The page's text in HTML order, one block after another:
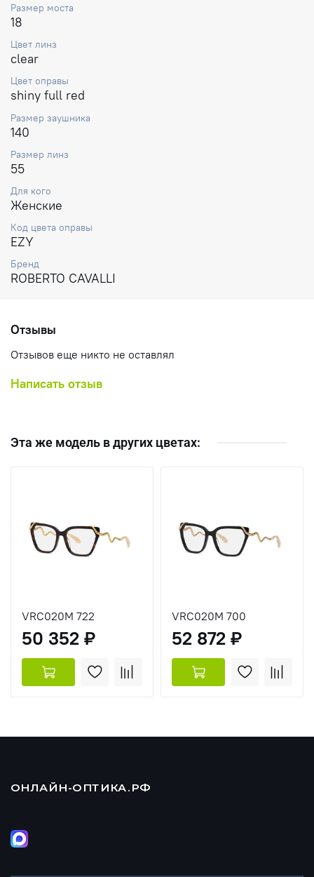
Размер моста
18
Цвет линз
clear
Цвет оправы
shiny full red
Размер заушника
140
Размер линз
55
Для кого
Женские
Код цвета оправы
EZY
Бренд
ROBERTO CAVALLI
Отзывы
Отзывов еще никто не оставлял
Написать отзыв
Эта же модель в других цветах:
VRC020M 722
50 352 ₽
VRC020M 700
52 872 ₽
ОНЛАЙН-ОПТИКА.РФ